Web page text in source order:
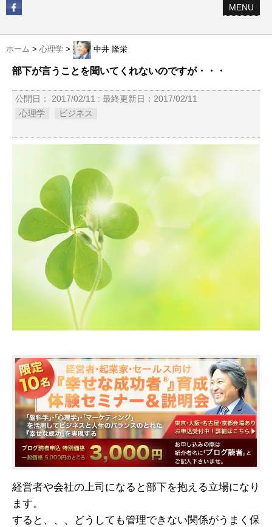
MENU
ホーム > 心理学 > 中井 隆栄
部下が言うことを聞いてくれないのですが・・・
公開日： 2017/02/11 : 最終更新日：2017/02/11
心理学
ビジネス
経営者や会社の上司になると部下を抱える立場になり
ます。
すると、、、どうしても管理できない関係がうまく保